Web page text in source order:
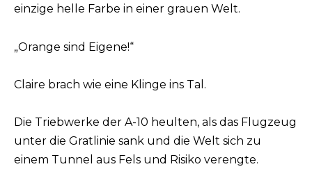
einzige helle Farbe in einer grauen Welt.
„Orange sind Eigene!“
Claire brach wie eine Klinge ins Tal.
Die Triebwerke der A-10 heulten, als das Flugzeug
unter die Gratlinie sank und die Welt sich zu
einem Tunnel aus Fels und Risiko verengte.